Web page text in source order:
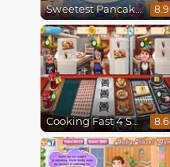
Sweetest Pancake Challenge 8.9
Cooking Fast 4 Steak 8.6